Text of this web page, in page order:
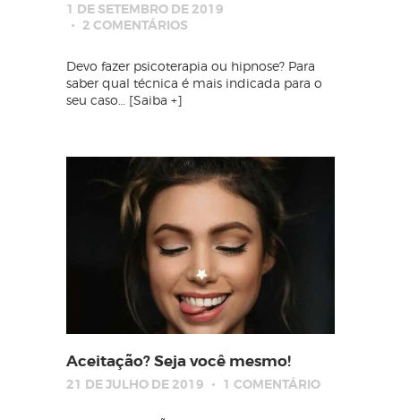
1 DE SETEMBRO DE 2019
2 COMENTÁRIOS
Devo fazer psicoterapia ou hipnose? Para
saber qual técnica é mais indicada para o
seu caso… [Saiba +]
Aceitação? Seja você mesmo!
21 DE JULHO DE 2019 1 COMENTÁRIO